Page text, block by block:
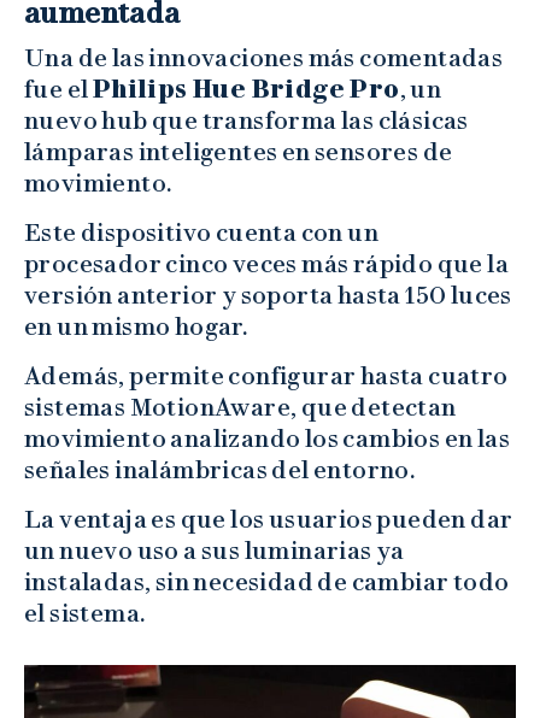
aumentada
Una de las innovaciones más comentadas
fue elPhilips Hue Bridge Pro, un
nuevo hub que transforma las clásicas
lámparas inteligentes en sensores de
movimiento.
Este dispositivo cuenta con un
procesador cinco veces más rápido que la
versión anterior y soporta hasta 150 luces
en un mismo hogar.
Además, permite configurar hasta cuatro
sistemas MotionAware, que detectan
movimiento analizando los cambios en las
señales inalámbricas del entorno.
La ventaja es que los usuarios pueden dar
un nuevo uso a sus luminarias ya
instaladas, sin necesidad de cambiar todo
el sistema.